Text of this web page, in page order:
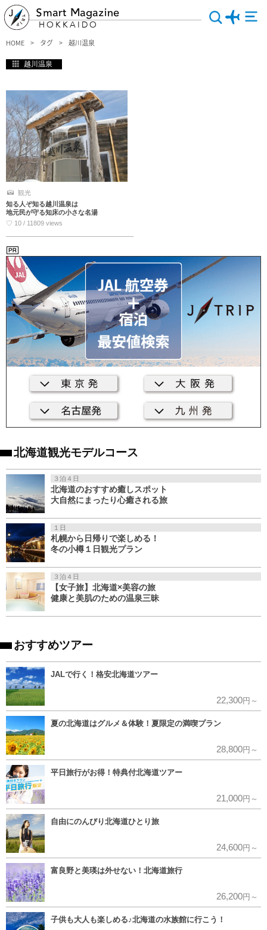
Smart Magazine
HOKKAIDO
HOME タグ 越川温泉
越川温泉
観光
知る人ぞ知る越川温泉は
地元民が守る知床の小さな名湯
♡ 10 / 11809 views
北海道観光モデルコース
３泊４日
北海道のおすすめ癒しスポット
大自然にまったり心癒される旅
１日
札幌から日帰りで楽しめる！
冬の小樽１日観光プラン
３泊４日
【女子旅】北海道×美容の旅
健康と美肌のための温泉三昧
おすすめツアー
JALで行く！格安北海道ツアー
22,300円～
夏の北海道はグルメ＆体験！夏限定の満喫プラン
28,800円～
平日旅行がお得！特典付北海道ツアー
21,000円～
自由にのんびり北海道ひとり旅
24,600円～
富良野と美瑛は外せない！北海道旅行
26,200円～
子供も大人も楽しめる♪北海道の水族館に行こう！